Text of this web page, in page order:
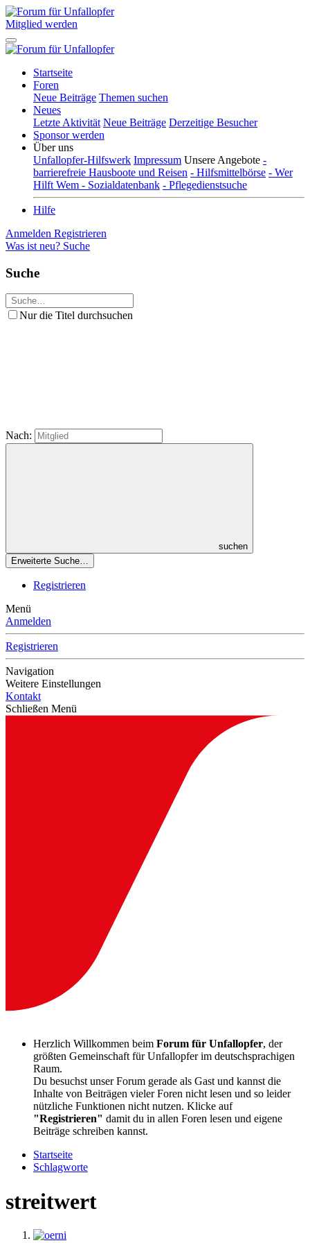
Mitglied werden
Startseite
Foren
Neue Beiträge Themen suchen
Neues
Letzte Aktivität Neue Beiträge Derzeitige Besucher
Sponsor werden
Über uns
Unfallopfer-Hilfswerk Impressum Unsere Angebote -
barrierefreie Hausboote und Reisen - Hilfsmittelbörse - Wer
Hilft Wem - Sozialdatenbank - Pflegedienstsuche
Hilfe
Anmelden Registrieren
Was ist neu? Suche
Suche
Nur die Titel durchsuchen
Nach:
suchen
Erweiterte Suche…
Registrieren
Menü
Anmelden
Registrieren
Navigation
Weitere Einstellungen
Kontakt
Schließen Menü
Herzlich Willkommen beim Forum für Unfallopfer, der
größten Gemeinschaft für Unfallopfer im deutschsprachigen
Raum.
Du besuchst unser Forum gerade als Gast und kannst die
Inhalte von Beiträgen vieler Foren nicht lesen und so leider
nützliche Funktionen nicht nutzen. Klicke auf
"Registrieren" damit du in allen Foren lesen und eigene
Beiträge schreiben kannst.
Startseite
Schlagworte
streitwert